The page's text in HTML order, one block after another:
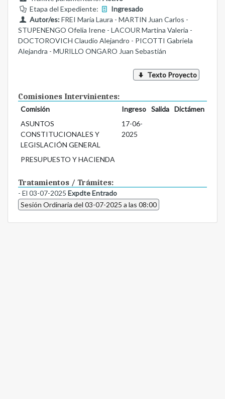
Etapa del Expediente:
Ingresado
Autor/es:FREI María Laura - MARTIN Juan Carlos -
STUPENENGO Ofelia Irene - LACOUR Martina Valeria -
DOCTOROVICH Claudio Alejandro - PICOTTI Gabriela
Alejandra - MURILLO ONGARO Juan Sebastián
Texto Proyecto
Comisiones Intervinientes:
Comisión Ingreso Salida
Dictámen
ASUNTOS
CONSTITUCIONALES Y
LEGISLACIÓN GENERAL
17-06-
2025
PRESUPUESTO Y HACIENDA
Tratamientos / Trámites:
- El 03-07-2025 Expdte Entrado
Sesión Ordinaria del 03-07-2025 a las 08:00